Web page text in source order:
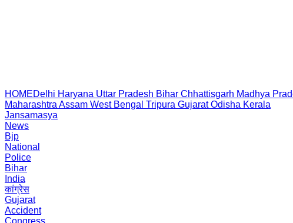
HOMEDelhi Haryana Uttar Pradesh Bihar Chhattisgarh Madhya
Maharashtra Assam West Bengal Tripura Gujarat Odisha Kerala
Jansamasya
News
Bjp
National
Police
Bihar
India
कांग्रेस
Gujarat
Accident
Congress